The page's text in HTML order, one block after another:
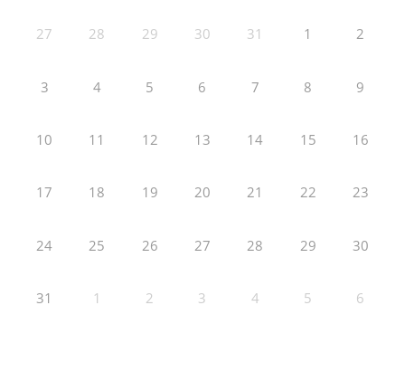
27 28 29 30 31 1 2
3 4 5 6 7 8 9
10 11 12 13 14 15 16
17 18 19 20 21 22 23
24 25 26 27 28 29 30
31 1 2 3 4 5 6